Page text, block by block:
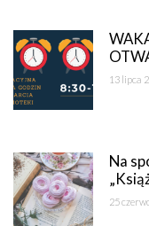
13 lipca
Na
25